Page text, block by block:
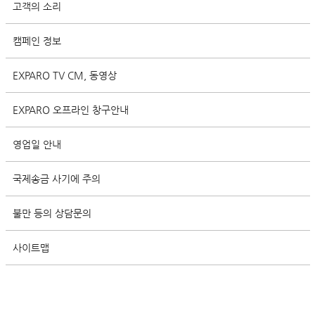
고객의 소리
캠페인 정보
EXPARO TV CM, 동영상
EXPARO 오프라인 창구안내
영업일 안내
국제송금 사기에 주의
불만 등의 상담문의
사이트맵